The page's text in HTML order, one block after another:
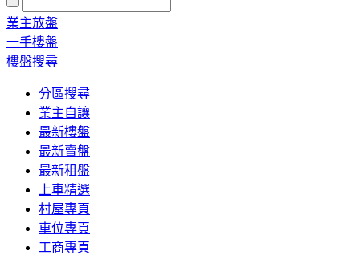
業主放盤
一手樓盤
樓盤搜尋
分區搜尋
業主自讓
最新樓盤
最新賣盤
最新租盤
上車精選
村屋專頁
車位專頁
工商專頁